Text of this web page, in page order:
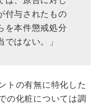
付与されたもの
を本件懲戒処分
はない。」
トの有無に特化した
の化粧については調